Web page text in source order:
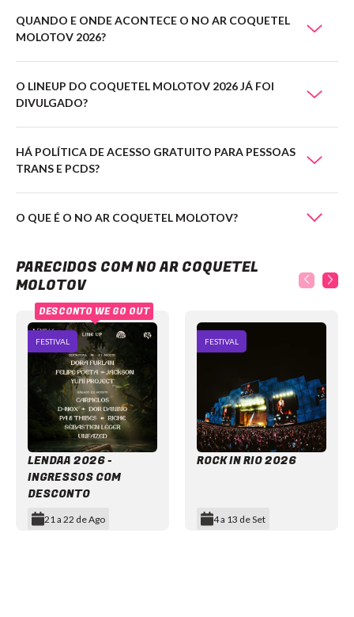
QUANDO E ONDE ACONTECE O NO AR COQUETEL
MOLOTOV 2026?
O LINEUP DO COQUETEL MOLOTOV 2026 JÁ FOI
DIVULGADO?
HÁ POLÍTICA DE ACESSO GRATUITO PARA PESSOAS
TRANS E PCDS?
O QUE É O NO AR COQUETEL MOLOTOV?
PARECIDOS COM NO AR COQUETEL
MOLOTOV
FESTIVAL
LENDAA 2026 -
INGRESSOS COM
DESCONTO
21 a 22 de Ago
DESCONTO WE GO OUT
FESTIVAL
ROCK IN RIO 2026
4 a 13 de Set